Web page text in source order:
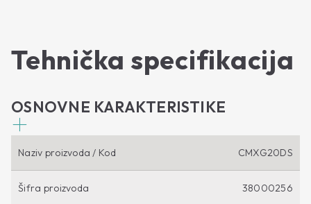
Tehnička specifikacija
OSNOVNE KARAKTERISTIKE
Naziv proizvoda / Kod CMXG20DS
Šifra proizvoda 38000256